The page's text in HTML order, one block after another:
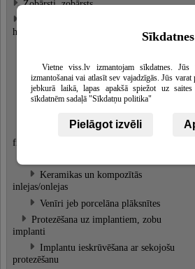
Zobārsti, zobārsts
higiēna
Zobu protezēšana
Loka protēzes izgatavošana
Metālkeramikas kroņi
Tilti un citu veidu izņemamas un
fiksētas konstrukcijas
Keramikas un kompozītās
inlejas/onlejas
Venīri jeb porcelāna plāksnītes
Protezēšana uz implantiem, zobu
implanti
Implantu ieskrūvēšana ar sekojošu
protezēšanu
Sīkdatnes
Vietne viss.lv izmantojam sīkdatnes.
izmantošanai vai atlasīt sev vajadzīgās. Jūs
jebkurā laikā, lapas apakšā spiežot uz
sīkdatnēm sadaļā "Sīkdatņu politika"
Pielāgot izvēli